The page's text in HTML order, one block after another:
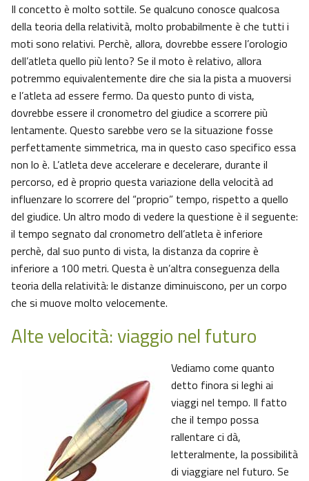
Il concetto è molto sottile. Se qualcuno conosce qualcosa
della teoria della relatività, molto probabilmente è che tutti i
moti sono relativi. Perchè, allora, dovrebbe essere l’orologio
dell’atleta quello più lento? Se il moto è relativo, allora
potremmo equivalentemente dire che sia la pista a muoversi
e l’atleta ad essere fermo. Da questo punto di vista,
dovrebbe essere il cronometro del giudice a scorrere più
lentamente. Questo sarebbe vero se la situazione fosse
perfettamente simmetrica, ma in questo caso specifico essa
non lo è. L’atleta deve accelerare e decelerare, durante il
percorso, ed è proprio questa variazione della velocità ad
influenzare lo scorrere del “proprio” tempo, rispetto a quello
del giudice. Un altro modo di vedere la questione è il seguente:
il tempo segnato dal cronometro dell’atleta è inferiore
perchè, dal suo punto di vista, la distanza da coprire è
inferiore a 100 metri. Questa è un’altra conseguenza della
teoria della relatività: le distanze diminuiscono, per un corpo
che si muove molto velocemente.
Alte velocità: viaggio nel futuro
Vediamo come quanto
detto finora si leghi ai
viaggi nel tempo. Il fatto
che il tempo possa
rallentare ci dà,
letteralmente, la possibilità
di viaggiare nel futuro. Se